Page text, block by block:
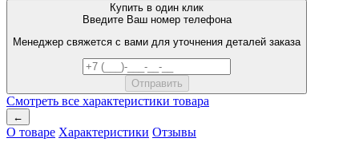
Купить в один клик
Введите Ваш номер телефона
Менеджер свяжется с вами для уточнения деталей заказа
Смотреть все характеристики товара
←
О товаре Характеристики Отзывы